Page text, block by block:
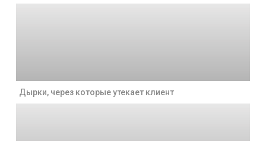
Дырки, через которые утекает клиент